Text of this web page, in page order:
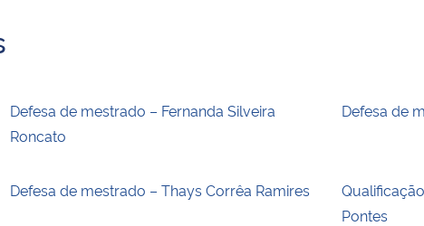
Defesa de mestrado – Fernanda Silveira
Roncato
Defesa de
Defesa de mestrado – Thays Corrêa Ramires
Pontes